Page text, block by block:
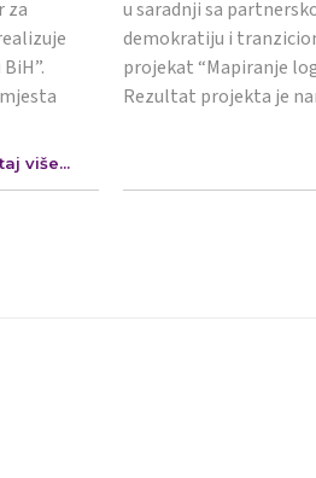
za
više...
u saradnji sa
demokratiju i
projekat “Mapiranje
Rezultat projekta je